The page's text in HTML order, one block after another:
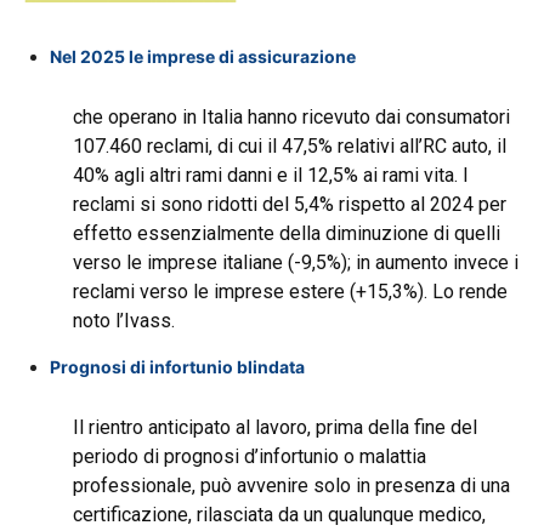
Nel 2025 le imprese di assicurazione
che operano in Italia hanno ricevuto dai consumatori
107.460 reclami, di cui il 47,5% relativi all’RC auto, il
40% agli altri rami danni e il 12,5% ai rami vita. I
reclami si sono ridotti del 5,4% rispetto al 2024 per
effetto essenzialmente della diminuzione di quelli
verso le imprese italiane (-9,5%); in aumento invece i
reclami verso le imprese estere (+15,3%). Lo rende
noto l’Ivass.
Prognosi di infortunio blindata
Il rientro anticipato al lavoro, prima della fine del
periodo di prognosi d’infortunio o malattia
professionale, può avvenire solo in presenza di una
certificazione, rilasciata da un qualunque medico,